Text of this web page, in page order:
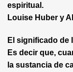
espiritual.
Louise Huber y
El significado de
Es decir que,
la sustancia de